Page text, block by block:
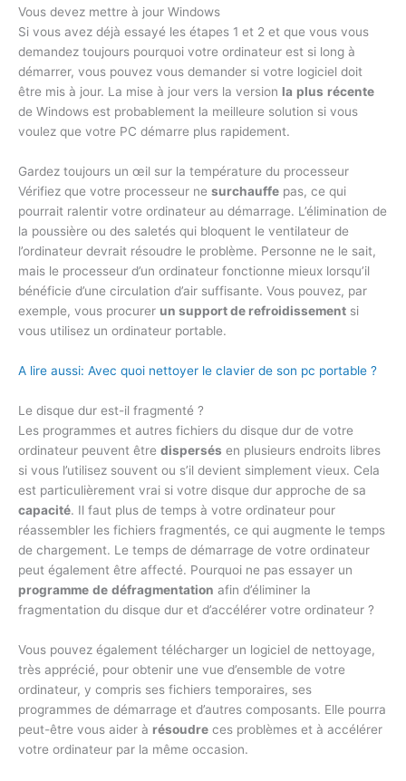
Vous devez mettre à jour Windows
Si vous avez déjà essayé les étapes 1 et 2 et que vous vous
demandez toujours pourquoi votre ordinateur est si long à
démarrer, vous pouvez vous demander si votre logiciel doit
être mis à jour. La mise à jour vers la version la plus récente
de Windows est probablement la meilleure solution si vous
voulez que votre PC démarre plus rapidement.
Gardez toujours un œil sur la température du processeur
Vérifiez que votre processeur ne surchauffe pas, ce qui
pourrait ralentir votre ordinateur au démarrage. L’élimination de
la poussière ou des saletés qui bloquent le ventilateur de
l’ordinateur devrait résoudre le problème. Personne ne le sait,
mais le processeur d’un ordinateur fonctionne mieux lorsqu’il
bénéficie d’une circulation d’air suffisante. Vous pouvez, par
exemple, vous procurer un support de refroidissement si
vous utilisez un ordinateur portable.
A lire aussi: Avec quoi nettoyer le clavier de son pc portable ?
Le disque dur est-il fragmenté ?
Les programmes et autres fichiers du disque dur de votre
ordinateur peuvent être dispersés en plusieurs endroits libres
si vous l’utilisez souvent ou s’il devient simplement vieux. Cela
est particulièrement vrai si votre disque dur approche de sa
capacité. Il faut plus de temps à votre ordinateur pour
réassembler les fichiers fragmentés, ce qui augmente le temps
de chargement. Le temps de démarrage de votre ordinateur
peut également être affecté. Pourquoi ne pas essayer un
programme de défragmentation afin d’éliminer la
fragmentation du disque dur et d’accélérer votre ordinateur ?
Vous pouvez également télécharger un logiciel de nettoyage,
très apprécié, pour obtenir une vue d’ensemble de votre
ordinateur, y compris ses fichiers temporaires, ses
programmes de démarrage et d’autres composants. Elle pourra
peut-être vous aider à résoudre ces problèmes et à accélérer
votre ordinateur par la même occasion.